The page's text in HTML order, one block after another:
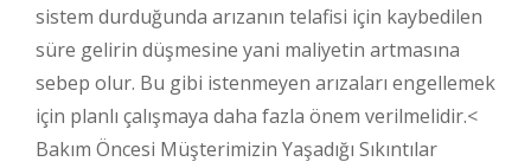
sistem durduğunda arızanın telafisi için kaybedilen
süre gelirin düşmesine yani maliyetin artmasına
sebep olur. Bu gibi istenmeyen arızaları engellemek
için planlı çalışmaya daha fazla önem verilmelidir.<
Bakım Öncesi Müşterimizin Yaşadığı Sıkıntılar